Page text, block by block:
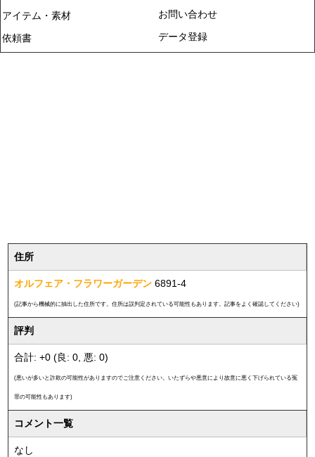
アイテム・素材
依頼書
お問い合わせ
データ登録
住所
オルフェア・フラワーガーデン 6891-4
(記事から機械的に抽出した住所です。住所は誤判定されている可能性もあります。記事をよく確認してください)
評判
合計: +0 (良: 0, 悪: 0)
(悪いが多いと詐欺の可能性がありますのでご注意ください。いたずらや悪意により故意に悪く下げられている冤
罪の可能性もあります)
コメント一覧
なし